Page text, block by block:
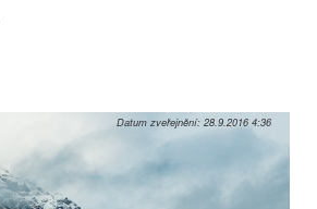
Datum zveřejnění: 28.9.2016 4:36